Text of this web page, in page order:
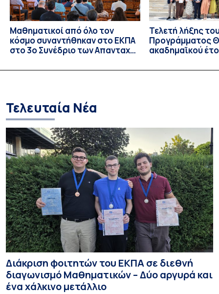
Μαθηματικοί από όλο τον
κόσμο συναντήθηκαν στο ΕΚΠΑ
στο 3ο Συνέδριο των Απανταχού
Τελετή λήξης
Προγράμματος
ακαδημαϊκού
Σπουδών στους
Τελευταία Νέα
Διάκριση φοιτητών του ΕΚΠΑ σε διεθνή
διαγωνισμό Μαθηματικών – Δύο αργυρά και
ένα χάλκινο μετάλλιο